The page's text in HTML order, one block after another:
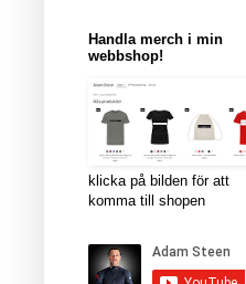
Handla merch i min
webbshop!
klicka på bilden för att
komma till shopen